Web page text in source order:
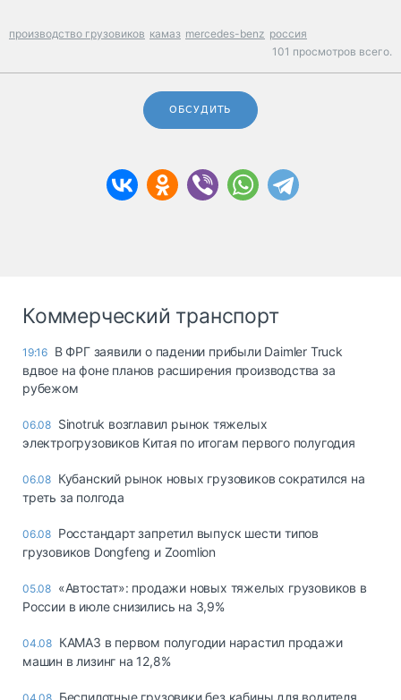
производство грузовиков камаз mercedes-benz россия
101 просмотров всего.
ОБСУДИТЬ
Коммерческий транспорт
19:16 В ФРГ заявили о падении прибыли Daimler Truck
вдвое на фоне планов расширения производства за
рубежом
06.08 Sinotruk возглавил рынок тяжелых
электрогрузовиков Китая по итогам первого полугодия
06.08 Кубанский рынок новых грузовиков сократился на
треть за полгода
06.08 Росстандарт запретил выпуск шести типов
грузовиков Dongfeng и Zoomlion
05.08 «Автостат»: продажи новых тяжелых грузовиков в
России в июле снизились на 3,9%
04.08 КАМАЗ в первом полугодии нарастил продажи
машин в лизинг на 12,8%
Беспилотные грузовики без кабины для водителя